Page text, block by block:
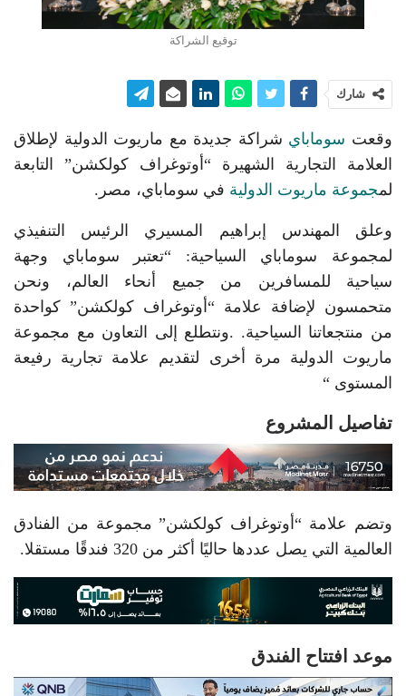
توقيع الشراكة
شارك
وقعت سوماباي شراكة جديدة مع ماريوت الدولية لإطلاق
العلامة التجارية الشهيرة “أوتوغراف كولكشن” التابعة
لمجموعة ماريوت الدولية في سوماباي، مصر.
وعلق المهندس إبراهيم المسيري الرئيس التنفيذي
لمجموعة سوماباي السياحية: “تعتبر سوماباي وجهة
سياحية للمسافرين من جميع أنحاء العالم، ونحن
متحمسون لإضافة علامة “أوتوغراف كولكشن” كواحدة
من منتجعاتنا السياحية. .ونتطلع إلى التعاون مع مجموعة
ماريوت الدولية مرة أخرى لتقديم علامة تجارية رفيعة
المستوى “
تفاصيل المشروع
وتضم علامة “أوتوغراف كولكشن” مجموعة من الفنادق
العالمية التي يصل عددها حاليًا أكثر من 320 فندقًا مستقلا.
موعد افتتاح الفندق